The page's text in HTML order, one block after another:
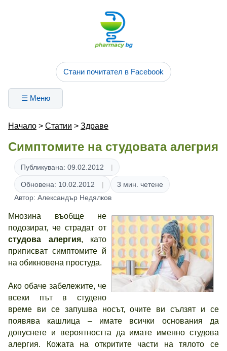
Стани почитател в Facebook
☰ Меню
Начало > Статии > Здраве
Симптомите на студовата алегрия
Публикувана: 09.02.2012
Обновена: 10.02.2012
3 мин. четене
Автор: Александър Недялков
Мнозина въобще не
подозират, че страдат от
студова алергия, като
приписват симптомите й
на обикновена простуда.
Ако обаче забележите, че
всеки път в студено
време ви се запушва носът, очите ви сълзят и се
появява кашлица – имате всички основания да
допуснете и вероятността да имате именно студова
алергия. Кожата на откритите части на тялото се